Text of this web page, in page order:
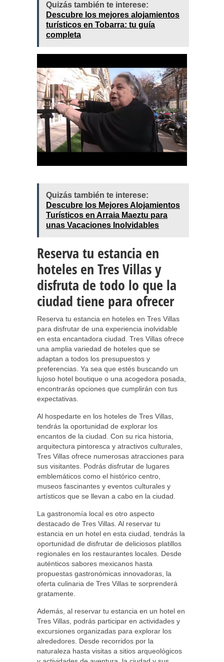
Quizás también te interese:
Descubre los mejores alojamientos
turísticos en Tobarra: tu guía
completa
Quizás también te interese:
Descubre los Mejores Alojamientos
Turísticos en Arraia Maeztu para
unas Vacaciones Inolvidables
Reserva tu estancia en
hoteles en Tres Villas y
disfruta de todo lo que la
ciudad tiene para ofrecer
Reserva tu estancia en hoteles en Tres Villas
para disfrutar de una experiencia inolvidable
en esta encantadora ciudad. Tres Villas ofrece
una amplia variedad de hoteles que se
adaptan a todos los presupuestos y
preferencias. Ya sea que estés buscando un
lujoso hotel boutique o una acogedora posada,
encontrarás opciones que cumplirán con tus
expectativas.
Al hospedarte en los hoteles de Tres Villas,
tendrás la oportunidad de explorar los
encantos de la ciudad. Con su rica historia,
arquitectura pintoresca y atractivos culturales,
Tres Villas ofrece numerosas atracciones para
sus visitantes. Podrás disfrutar de lugares
emblemáticos como el histórico centro,
museos fascinantes y eventos culturales y
artísticos que se llevan a cabo en la ciudad.
La gastronomía local es otro aspecto
destacado de Tres Villas. Al reservar tu
estancia en un hotel en esta ciudad, tendrás la
oportunidad de disfrutar de deliciosos platillos
regionales en los restaurantes locales. Desde
auténticos sabores mexicanos hasta
propuestas gastronómicas innovadoras, la
oferta culinaria de Tres Villas te sorprenderá
gratamente.
Además, al reservar tu estancia en un hotel en
Tres Villas, podrás participar en actividades y
excursiones organizadas para explorar los
alrededores. Desde recorridos por la
naturaleza hasta visitas a sitios arqueológicos